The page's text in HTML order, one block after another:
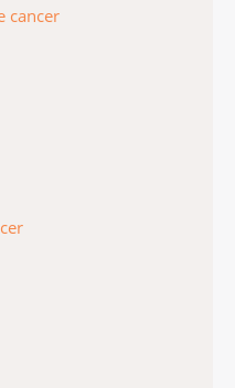
cancer